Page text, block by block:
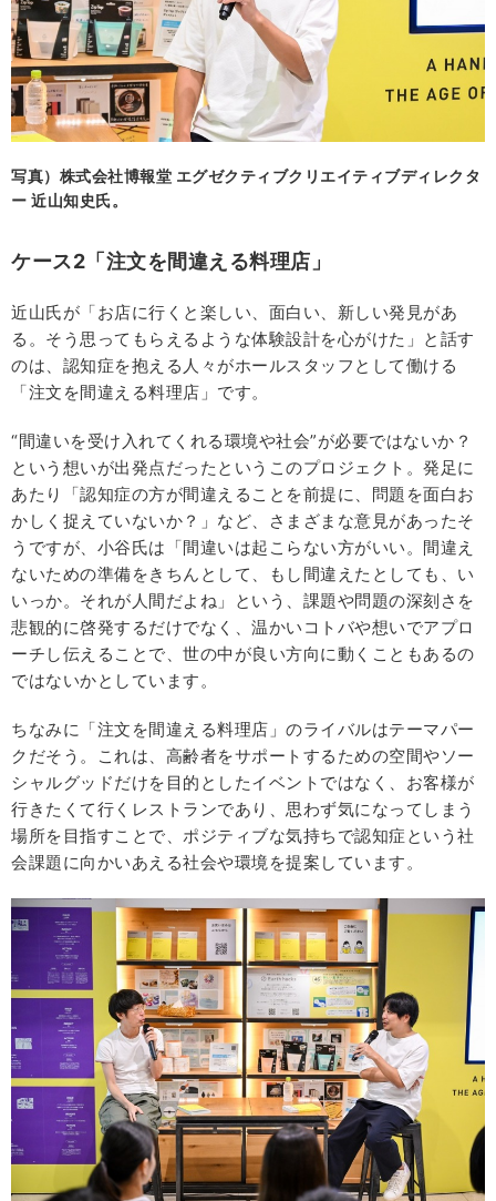
写真）株式会社博報堂 エグゼクティブクリエイティブディレクタ
ー 近山知史氏。
ケース2「注文を間違える料理店」
近山氏が「お店に行くと楽しい、面白い、新しい発見があ
る。そう思ってもらえるような体験設計を心がけた」と話す
のは、認知症を抱える人々がホールスタッフとして働ける
「注文を間違える料理店」です。
“間違いを受け入れてくれる環境や社会”が必要ではないか？
という想いが出発点だったというこのプロジェクト。発足に
あたり「認知症の方が間違えることを前提に、問題を面白お
かしく捉えていないか？」など、さまざまな意見があったそ
うですが、小谷氏は「間違いは起こらない方がいい。間違え
ないための準備をきちんとして、もし間違えたとしても、い
いっか。それが人間だよね」という、課題や問題の深刻さを
悲観的に啓発するだけでなく、温かいコトバや想いでアプロ
ーチし伝えることで、世の中が良い方向に動くこともあるの
ではないかとしています。
ちなみに「注文を間違える料理店」のライバルはテーマパー
クだそう。これは、高齢者をサポートするための空間やソー
シャルグッドだけを目的としたイベントではなく、お客様が
行きたくて行くレストランであり、思わず気になってしまう
場所を目指すことで、ポジティブな気持ちで認知症という社
会課題に向かいあえる社会や環境を提案しています。